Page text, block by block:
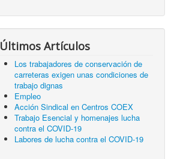
Últimos Artículos
Los trabajadores de conservación de
carreteras exigen unas condiciones de
trabajo dignas
Empleo
Acción Sindical en Centros COEX
Trabajo Esencial y homenajes lucha
contra el COVID-19
Labores de lucha contra el COVID-19